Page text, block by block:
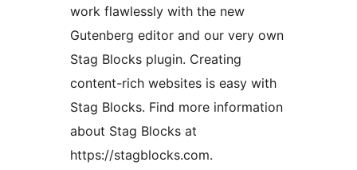
work flawlessly with the new
Gutenberg editor and our very own
Stag Blocks plugin. Creating
content-rich websites is easy with
Stag Blocks. Find more information
about Stag Blocks at
https://stagblocks.com.